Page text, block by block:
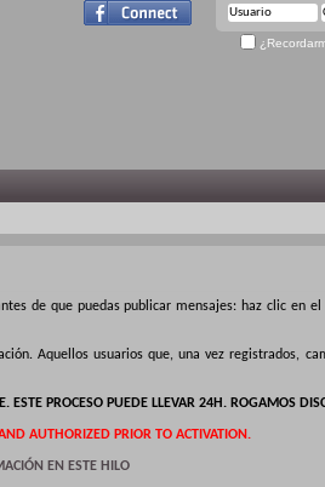
de que puedas publicar mensajes: haz clic en
Aquellos usuarios que, una vez registrados,
PROCESO PUEDE LLEVAR 24H. ROGAMOS
AUTHORIZED PRIOR TO ACTIVATION.
EN ESTE HILO